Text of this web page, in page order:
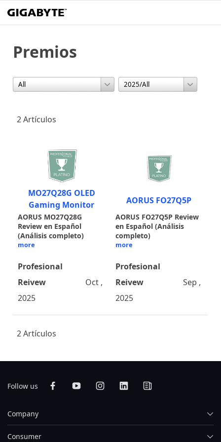
Premios
2 Artículos
MO27Q28G OLED
Gaming Monitor
AORUS MO27Q28G
Review en Español
(Análisis completo)
more
Profesional
Reivew
Oct ,
2025
AORUS FO27Q5P
AORUS FO27Q5P Review
en Español (Análisis
completo)
more
Profesional
Reivew
Sep ,
2025
2 Artículos
Follow us
Company
Consumer